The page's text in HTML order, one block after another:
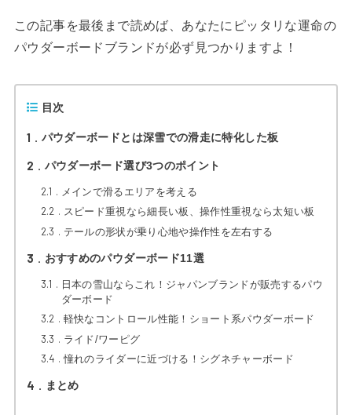
この記事を最後まで読めば、あなたにピッタリな運命の
パウダーボードブランドが必ず見つかりますよ！
目次
1 パウダーボードとは深雪での滑走に特化した板
2 パウダーボード選び3つのポイント
2.1 メインで滑るエリアを考える
2.2 スピード重視なら細長い板、操作性重視なら太短い板
2.3 テールの形状が乗り心地や操作性を左右する
3 おすすめのパウダーボード11選
3.1
日本の雪山ならこれ！ジャパンブランドが販売するパウ
ダーボード
3.2 軽快なコントロール性能！ショート系パウダーボード
3.3 ライド/ワーピグ
3.4 憧れのライダーに近づける！シグネチャーボード
4 まとめ